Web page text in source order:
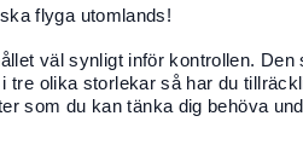
flyga utomlands!
väl synligt inför kontrollen.
tre olika storlekar så har du
som du kan tänka dig behöva